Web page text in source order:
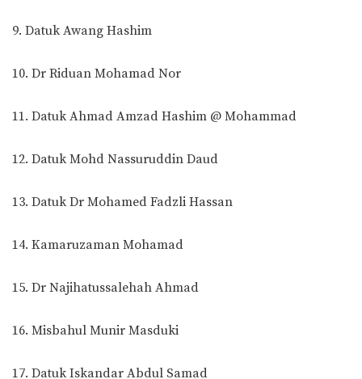
9. Datuk Awang Hashim
10. Dr Riduan Mohamad Nor
11. Datuk Ahmad Amzad Hashim @ Mohammad
12. Datuk Mohd Nassuruddin Daud
13. Datuk Dr Mohamed Fadzli Hassan
14. Kamaruzaman Mohamad
15. Dr Najihatussalehah Ahmad
16. Misbahul Munir Masduki
17. Datuk Iskandar Abdul Samad